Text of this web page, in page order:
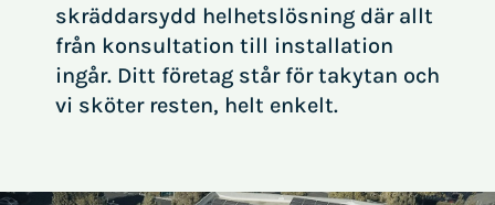
skräddarsydd helhetslösning där allt
från konsultation till installation
ingår. Ditt företag står för takytan och
vi sköter resten, helt enkelt.